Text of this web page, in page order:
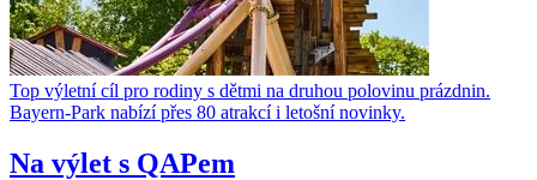
Top výletní cíl pro rodiny s dětmi na druhou polovinu prázdnin.
Bayern-Park nabízí přes 80 atrakcí i letošní novinky.
Na výlet s QAPem